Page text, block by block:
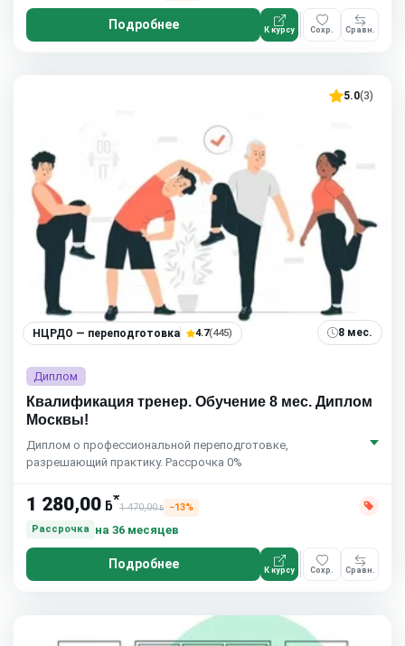
Подробнее К курсу Сохр. Сравн.
5.0(3)
НЦРДО — переподготовка 4.7(445) 8 мес.
Диплом
Квалификация тренер. Обучение 8 мес. Диплом
Москвы!
Диплом о профессиональной переподготовке,
разрешающий практику. Рассрочка 0%
1 280,00 ƃ*
1 470,00ƃ
−13%
Рассрочка
на 36 месяцев
Подробнее К курсу Сохр. Сравн.